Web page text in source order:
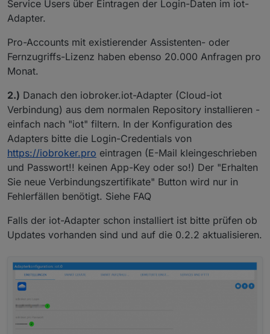
Service Users über Eintragen der Login-Daten im iot-
Adapter.
Pro-Accounts mit existierender Assistenten- oder
Fernzugriffs-Lizenz haben ebenso 20.000 Anfragen pro
Monat.
2.) Danach den iobroker.iot-Adapter (Cloud-iot
Verbindung) aus dem normalen Repository installieren -
einfach nach "iot" filtern. In der Konfiguration des
Adapters bitte die Login-Credentials von
https://iobroker.pro eintragen (E-Mail kleingeschrieben
und Passwort!! keinen App-Key oder so!) Der "Erhalten
Sie neue Verbindungszertifikate" Button wird nur in
Fehlerfällen benötigt. Siehe FAQ
Falls der iot-Adapter schon installiert ist bitte prüfen ob
Updates vorhanden sind und auf die 0.2.2 aktualisieren.